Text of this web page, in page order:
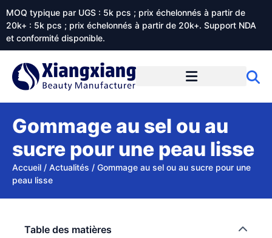
MOQ typique par UGS : 5k pcs ; prix échelonnés à partir de
20k+ : 5k pcs ; prix échelonnés à partir de 20k+. Support NDA
et conformité disponible.
Gommage au sel ou au
sucre pour une peau lisse
Accueil / Actualités / Gommage au sel ou au sucre pour une
peau lisse
Table des matières